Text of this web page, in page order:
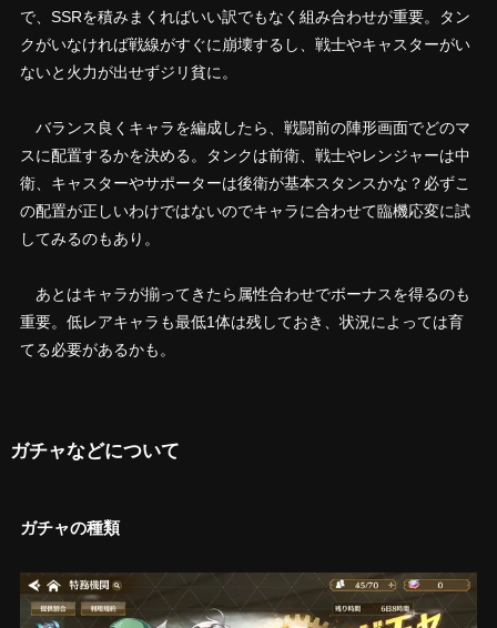
で、SSRを積みまくればいい訳でもなく組み合わせが重要。タン
クがいなければ戦線がすぐに崩壊するし、戦士やキャスターがい
ないと火力が出せずジリ貧に。
バランス良くキャラを編成したら、戦闘前の陣形画面でどのマ
スに配置するかを決める。タンクは前衛、戦士やレンジャーは中
衛、キャスターやサポーターは後衛が基本スタンスかな？必ずこ
の配置が正しいわけではないのでキャラに合わせて臨機応変に試
してみるのもあり。
あとはキャラが揃ってきたら属性合わせでボーナスを得るのも
重要。低レアキャラも最低1体は残しておき、状況によっては育
てる必要があるかも。
ガチャなどについて
ガチャの種類